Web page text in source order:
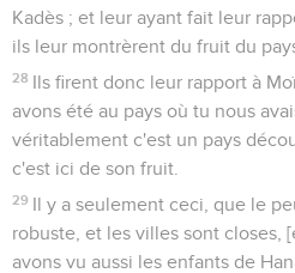
Kadès ; et leur ayant fait leur
ils leur montrèrent du fruit du
28 Ils firent donc leur rapport à
avons été au pays où tu nous
véritablement c'est un pays
c'est ici de son fruit.
29 Il y a seulement ceci, que le
robuste, et les villes sont closes,
avons vu aussi les enfants de